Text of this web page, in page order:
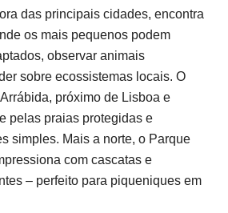
das principais cidades, encontra
os mais pequenos podem
observar animais
sobre ecossistemas locais. O
próximo de Lisboa e
pelas praias protegidas e
simples. Mais a norte, o Parque
com cascatas e
– perfeito para piqueniques em